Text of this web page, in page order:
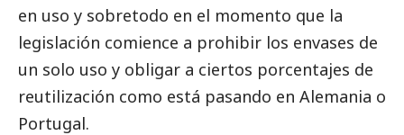
en uso y sobretodo en el momento que la
legislación comience a prohibir los envases de
un solo uso y obligar a ciertos porcentajes de
reutilización como está pasando en Alemania o
Portugal.